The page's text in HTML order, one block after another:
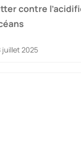
contre
juillet 2025